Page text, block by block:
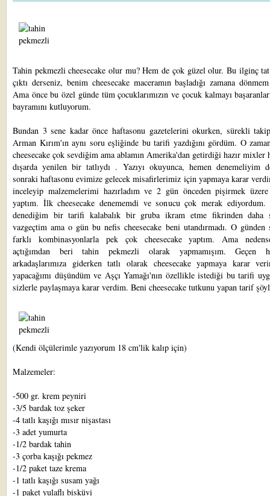
Tahin pekmezli cheesecake olur mu? Hem de çok güzel olur. Bu ilginç
çıktı derseniz, benim cheesecake maceramın başladığı zamana
Ama önce bu özel günde tüm çocuklarımızın ve çocuk kalmayı
bayramını kutluyorum.
Bundan 3 sene kadar önce haftasonu gazetelerini okurken, sürekli
Arman Kırım'ınaynı soru eşliğinde bu tarifi yazdığını gördüm. O
cheesecake çok sevdiğim ama ablamın Amerika'dan getirdiği hazır mixler
dışarda yenilen bir tatlıydı . Yazıyı okuyunca, hemen denemeliyim
sonraki haftasonu evimize gelecek misafirlerimiz için yapmaya karar
inceleyip malzemelerimi hazırladım ve 2 gün önceden pişirmek üzere
yaptım. İlk cheesecake denememdi ve sonucu çok merak
denediğim bir tarifi kalabalık bir gruba ikram etme fikrinden daha
vazgeçtim ama o gün bu nefis cheesecake beni utandırmadı. O günden
farklı kombinasyonlarla pek çok cheesecake yaptım. Ama
açtığımdan beri tahin pekmezli olarak yapmamışım. Geçen
arkadaşlarımıza giderken tatlı olarak cheesecake yapmaya karar
yapacağımı düşündüm ve Aşçı Yamağı'nın özellikle istediği bu tarifi
sizlerle paylaşmaya karar verdim. Beni cheesecake tutkunu yapan tarif
(Kendi ölçülerimle yazıyorum 18 cm'lik kalıp için)
Malzemeler:
-500 gr. krem peyniri
-3/5 bardak toz şeker
-4 tatlı kaşığı mısır nişastası
-3 adet yumurta
-1/2 bardak tahin
-3 çorba kaşığı pekmez
-1/2 paket taze krema
-1 tatlı kaşığı susam yağı
-1 paket yulaflı bisküvi